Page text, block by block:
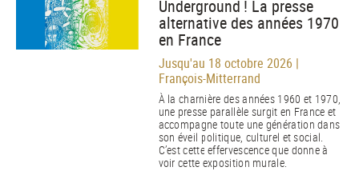
Underground ! La presse
alternative des années 1970
en France
Jusqu'au 18 octobre 2026 |
François-Mitterrand
À la charnière des années 1960 et 1970,
une presse parallèle surgit en France et
accompagne toute une génération dans
son éveil politique, culturel et social.
C’est cette effervescence que donne à
voir cette exposition murale.